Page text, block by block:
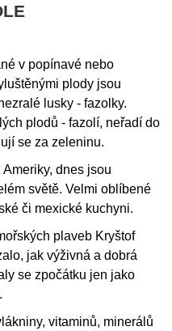
v popínavé nebo
plody jsou
lusky - fazolky.
plodů - fazolí, neřadí do
se za zeleninu.
Ameriky, dnes jsou
světě. Velmi oblíbené
či mexické kuchyni.
plaveb Kryštof
jak výživná a dobrá
se zpočátku jen jako
vitaminů, minerálů